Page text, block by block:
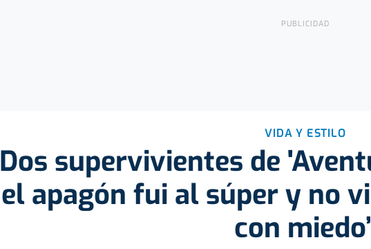
VIDA Y ESTILO
Dos supervivientes de
el apagón fui al súper y no
con